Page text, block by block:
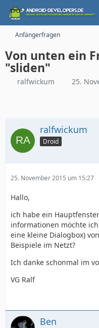
Anfängerfragen
Von unten ein
"sliden"
ralfwickum 25.
ralfwickum
Droid
25. November 2015 um 15:27
Hallo,
ich habe ein
informationen möchte
eine kleine Dialogbox)
Beispiele im Netzt?
Ich danke schonmal im
VG Ralf
Ben